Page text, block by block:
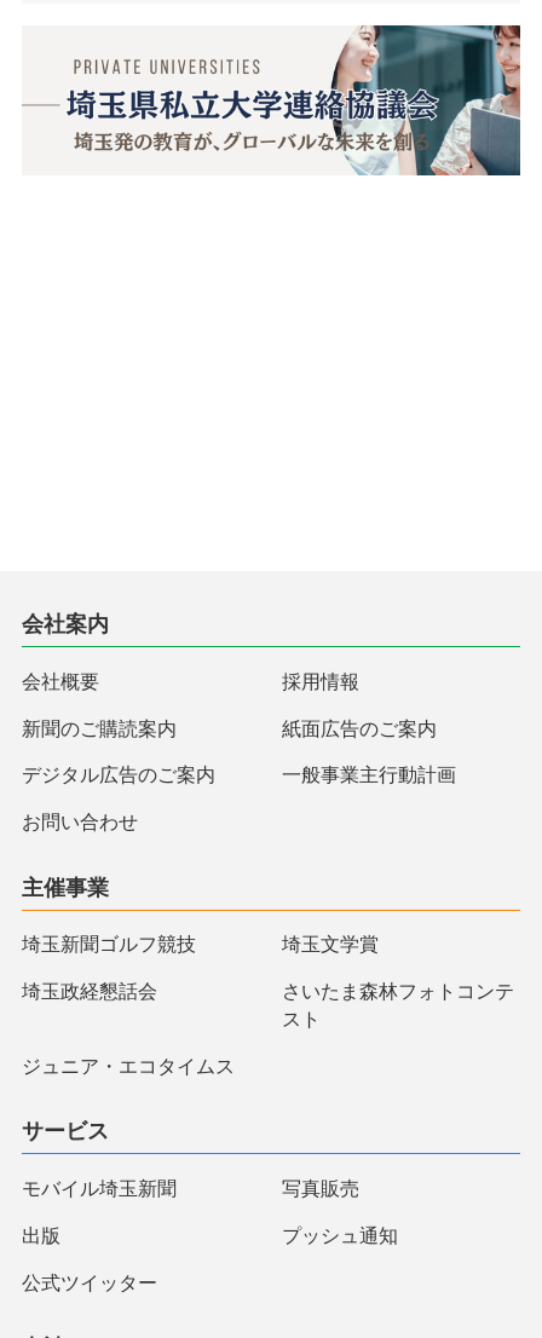
会社案内
会社概要 採用情報
新聞のご購読案内 紙面広告のご案内
デジタル広告のご案内 一般事業主行動計画
お問い合わせ
主催事業
埼玉新聞ゴルフ競技 埼玉文学賞
埼玉政経懇話会
さいたま森林フォトコンテ
スト
ジュニア・エコタイムス
サービス
モバイル埼玉新聞 写真販売
出版 プッシュ通知
公式ツイッター